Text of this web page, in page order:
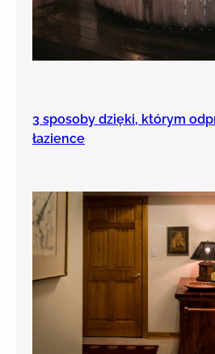
3 sposoby dzięki, którym
łazience